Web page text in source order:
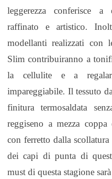
leggerezza conferisce
raffinato e artistico.
modellanti realizzati con
Slim contribuiranno a
la cellulite e a regalare
impareggiabile. Il tessuto
finitura termosaldata
reggiseno a mezza coppa
con ferretto dalla
dei capi di punta di
must di questa stagione